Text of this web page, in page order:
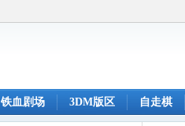
铁血剧场 3DM版区 自走棋